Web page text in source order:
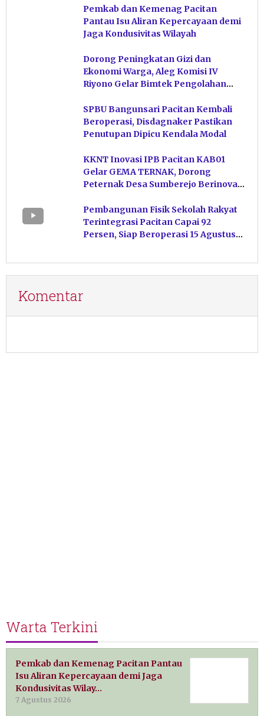
Pemkab dan Kemenag Pacitan
Pantau Isu Aliran Kepercayaan demi
Jaga Kondusivitas Wilayah
Dorong Peningkatan Gizi dan
Ekonomi Warga, Aleg Komisi IV
Riyono Gelar Bimtek Pengolahan
SPBU Bangunsari Pacitan Kembali
Beroperasi, Disdagnaker Pastikan
Penutupan Dipicu Kendala Modal
KKNT Inovasi IPB Pacitan KAB01
Gelar GEMA TERNAK, Dorong
Peternak Desa Sumberejo Berinovasi
Pembangunan Fisik Sekolah Rakyat
Terintegrasi Pacitan Capai 92
Persen, Siap Beroperasi 15 Agustus
Komentar
Warta Terkini
Pemkab dan Kemenag Pacitan Pantau
Isu Aliran Kepercayaan demi Jaga
Kondusivitas Wilay…
7 Agustus 2026